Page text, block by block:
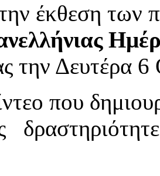
έκθεση των
την Δευτέρα
που